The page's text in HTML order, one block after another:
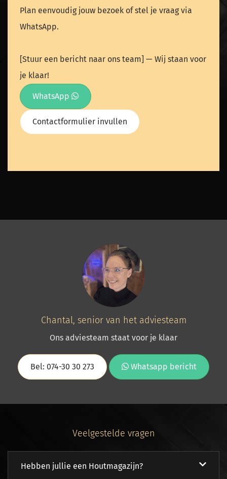
Plan eenvoudig jouw bezoek of stel je vraag via
WhatsApp.
[Stuur een bericht naar ons team] — Wij staan voor
je klaar!
WhatsApp
Contactformulier invullen
Chantal, senior van het adviesteam
Ons adviesteam staat voor je klaar
Bel: 074-30 30 273 Whatsapp bericht
Veelgestelde vragen
Hebben jullie een Houtmagazijn?